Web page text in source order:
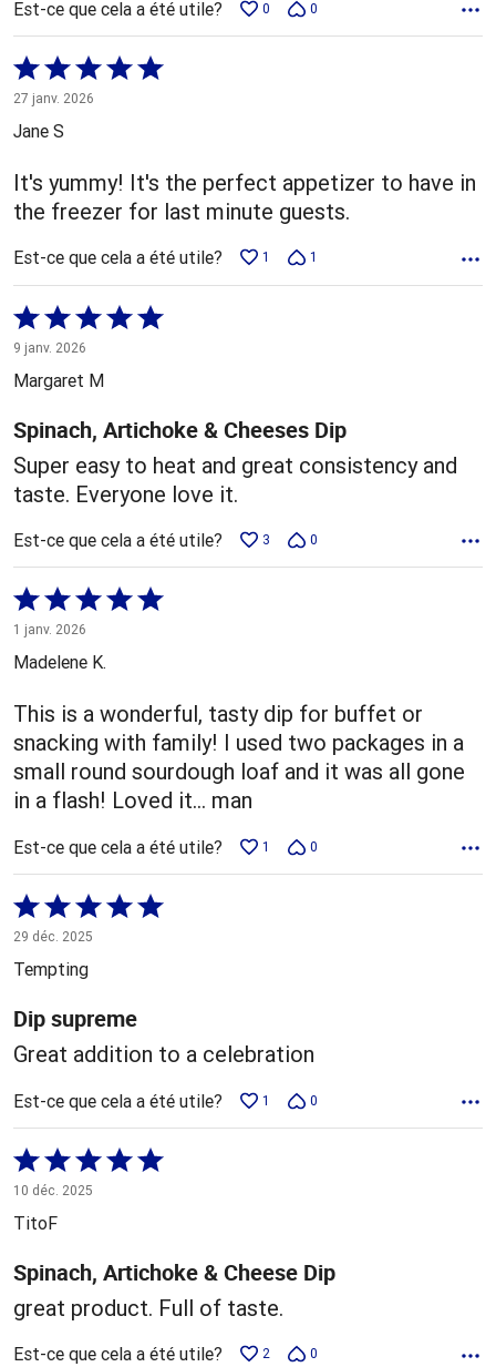
Est-ce que cela a été utile? 0 0
Coté
5 sur
5
27 janv. 2026
Jane S
It's yummy! It's the perfect appetizer to have in
the freezer for last minute guests.
Est-ce que cela a été utile? 1 1
Coté
5 sur
5
9 janv. 2026
Margaret M
Spinach, Artichoke & Cheeses Dip
Super easy to heat and great consistency and
taste. Everyone love it.
Est-ce que cela a été utile? 3 0
Coté
5 sur
5
1 janv. 2026
Madelene K.
This is a wonderful, tasty dip for buffet or
snacking with family! I used two packages in a
small round sourdough loaf and it was all gone
in a flash! Loved it... man
Est-ce que cela a été utile? 1 0
Coté
5 sur
5
29 déc. 2025
Tempting
Dip supreme
Great addition to a celebration
Est-ce que cela a été utile? 1 0
Coté
5 sur
5
10 déc. 2025
TitoF
Spinach, Artichoke & Cheese Dip
great product. Full of taste.
Est-ce que cela a été utile? 2 0